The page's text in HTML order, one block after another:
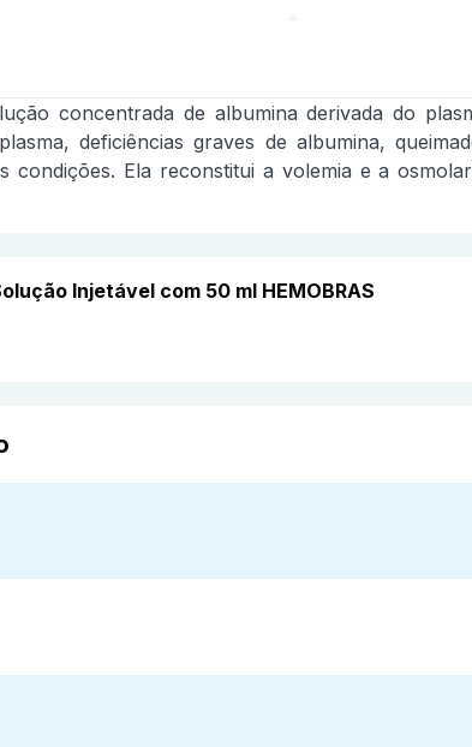
concentrada de albumina derivada do
deficiências graves de albumina,
condições. Ela reconstitui a volemia e a
Injetável com 50 ml HEMOBRAS